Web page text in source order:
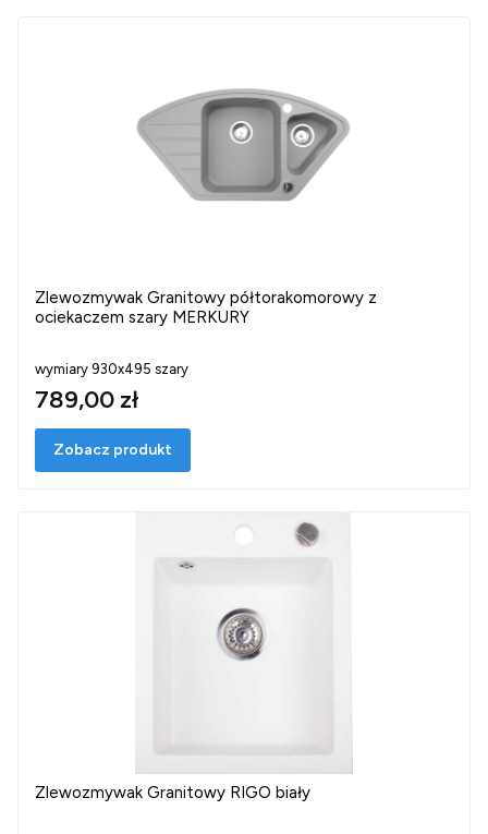
Zlewozmywak Granitowy półtorakomorowy z
ociekaczem szary MERKURY
wymiary 930x495 szary
789,00 zł
Zobacz produkt
Zlewozmywak Granitowy RIGO biały